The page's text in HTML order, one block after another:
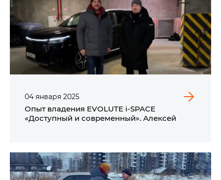
04 января 2025
Опыт владения EVOLUTE i‑SPACE
«Доступный и современный». Алексей